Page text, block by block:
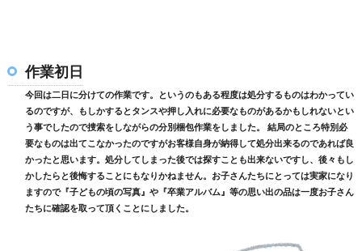
作業初日
今回は二日に分けての作業です。というのもある程度は処分するものはわかってい
るのですが、もしかするとタンスや押し入れに必要なものがあるかもしれないとい
う事でしたので捜索をしながらの分別梱包作業をしました。 結局のところ特別必
要なものは出てこなかったのですがお客様自身が納得して処分出来るのであれば良
かったと思います。処分してしまった後では探すことも出来ないですし、後々もし
かしたらと後悔することにもなりかねません。お子さんたちにとっては実家になり
ますので『子どもの頃の写真』や『卒業アルバム』等の思い出の品は一度お子さん
たちに確認を取って頂くことにしました。